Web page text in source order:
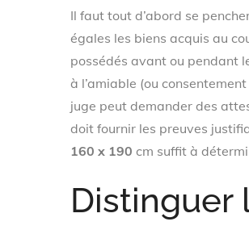
Il faut tout d’abord se
égales les biens acquis au
possédés avant ou pendant
à l’amiable (ou
juge peut demander des
doit fournir les preuves
160 x 190 cm suffit à
Distinguer